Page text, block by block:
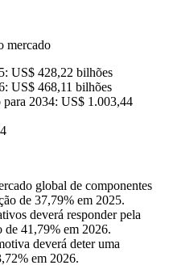
mercado
US$ 428,22 bilhões
US$ 468,11 bilhões
para 2034: US$ 1.003,44
global de componentes
de 37,79% em 2025.
deverá responder pela
de 41,79% em 2026.
deverá deter uma
em 2026.